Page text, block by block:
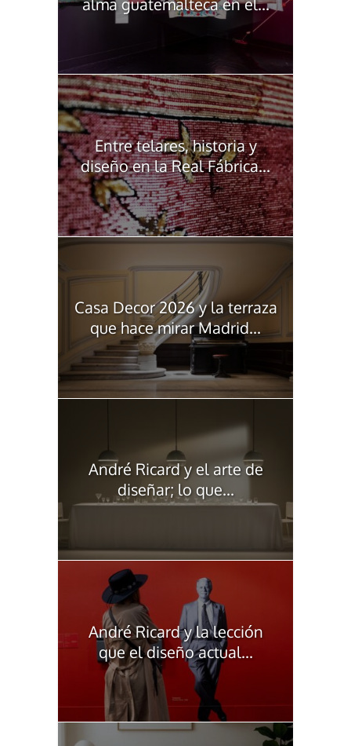
Entre telares, historia y
diseño en la Real Fábrica...
Casa Decor 2026 y la terraza
que hace mirar Madrid...
André Ricard y el arte de
diseñar; lo que...
André Ricard y la lección
que el diseño actual...